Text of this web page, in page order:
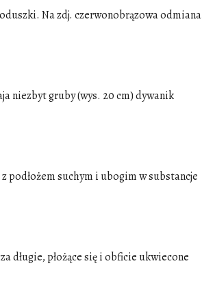
Na zdj. czerwonobrązowa odmiana
niezbyt gruby (wys. 20 cm) dywanik
podłożem suchym i ubogim w substancje
długie, płożące się i obficie ukwiecone